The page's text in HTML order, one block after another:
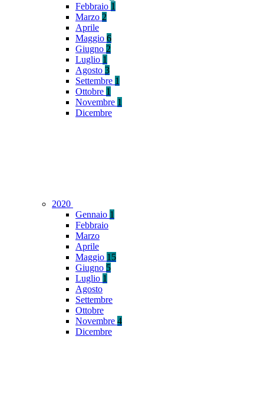
Febbraio 1
Marzo 2
Aprile
Maggio 6
Giugno 2
Luglio 1
Agosto 3
Settembre 1
Ottobre 1
Novembre 1
Dicembre
2020
Gennaio 1
Febbraio
Marzo
Aprile
Maggio 15
Giugno 5
Luglio 1
Agosto
Settembre
Ottobre
Novembre 4
Dicembre